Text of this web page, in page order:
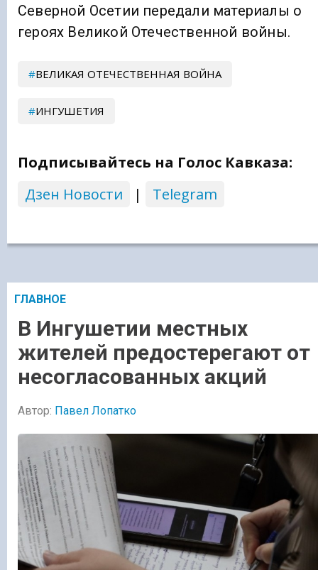
Северной Осетии передали материалы о
героях Великой Отечественной войны.
ВЕЛИКАЯ ОТЕЧЕСТВЕННАЯ ВОЙНА
ИНГУШЕТИЯ
Подписывайтесь на Голос Кавказа:
Дзен Новости
| Telegram
ГЛАВНОЕ
В Ингушетии местных
жителей предостерегают от
несогласованных акций
Автор: Павел Лопатко